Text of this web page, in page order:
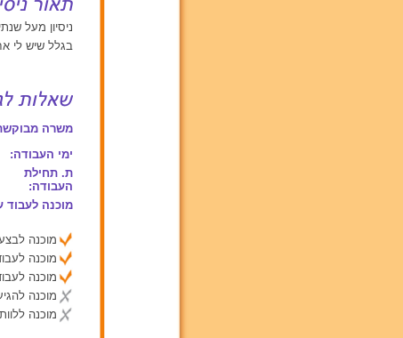
ניסיון מעל שנתיים עם
בגלל שיש לי
משרה
ימי העבודה:
ת. תחילת
העבודה:
מוכנה לעבוד
מוכנה
מוכנה
מוכנה
מוכנה
מוכנה